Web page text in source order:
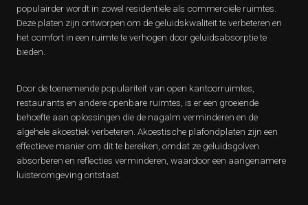
populairder wordt in zowel residentiële als commerciële ruimtes.
Deze platen zijn ontworpen om de geluidskwaliteit te verbeteren en
het comfort in een ruimte te verhogen door geluidsabsorptie te
bieden.
Door de toenemende populariteit van open kantoorruimtes,
restaurants en andere openbare ruimtes, is er een groeiende
behoefte aan oplossingen die de nagalm verminderen en de
algehele akoestiek verbeteren. Akoestische plafondplaten zijn een
effectieve manier om dit te bereiken, omdat ze geluidsgolven
absorberen en reflecties verminderen, waardoor een aangenamere
luisteromgeving ontstaat.